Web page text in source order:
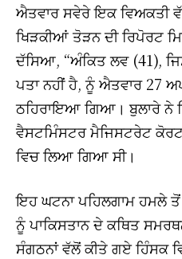
ਐਤਵਾਰ ਸਵੇਰੇ ਇਕ ਵਿਅਕਤੀ
ਖਿੜਕੀਆਂ ਤੋੜਨ ਦੀ ਰਿਪੋਰਟ
ਦੱਸਿਆ, “ਅੰਕਿਤ ਲਵ (41),
ਪਤਾ ਨਹੀਂ ਹੈ, ਨੂੰ ਐਤਵਾਰ 27
ਠਹਿਰਾਇਆ ਗਿਆ। ਬੁਲਾਰੇ ਨੇ
ਵੈਸਟਮਿੰਸਟਰ ਮੈਜਿਸਟਰੇਟ
ਵਿਚ ਲਿਆ ਗਿਆ ਸੀ।
ਇਹ ਘਟਨਾ ਪਹਿਲਗਾਮ ਹਮਲੇ
ਨੂੰ ਪਾਕਿਸਤਾਨ ਦੇ ਕਥਿਤ
ਸੰਗਠਨਾਂ ਵੱਲੋਂ ਕੀਤੇ ਗਏ ਹਿੰਸਕ